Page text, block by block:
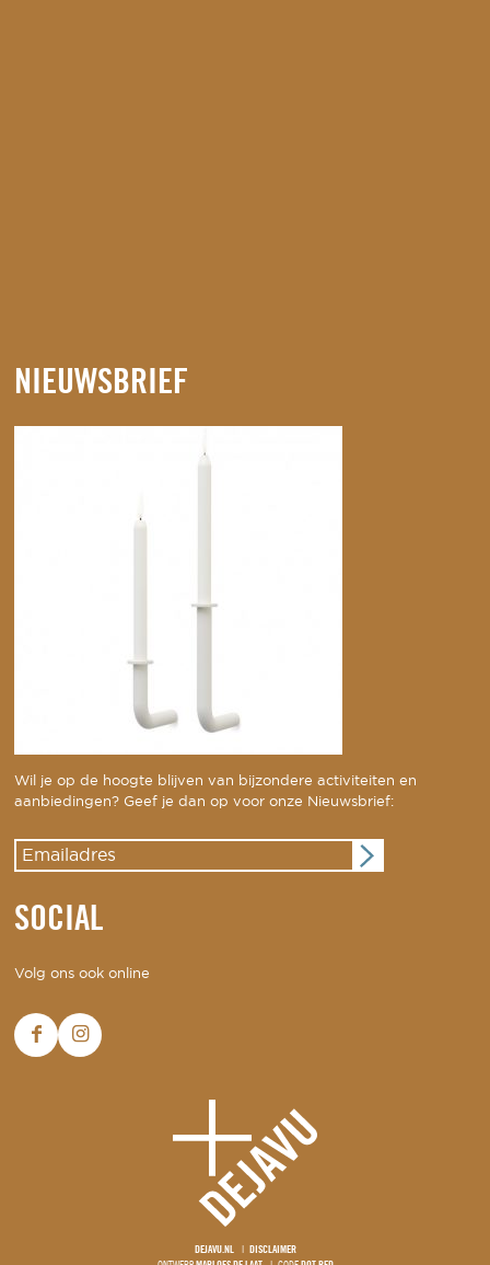
NIEUWSBRIEF
Wil je op de hoogte blijven van bijzondere activiteiten en
aanbiedingen? Geef je dan op voor onze Nieuwsbrief:
SOCIAL
Volg ons ook online
DEJAVU.NL
DISCLAIMER